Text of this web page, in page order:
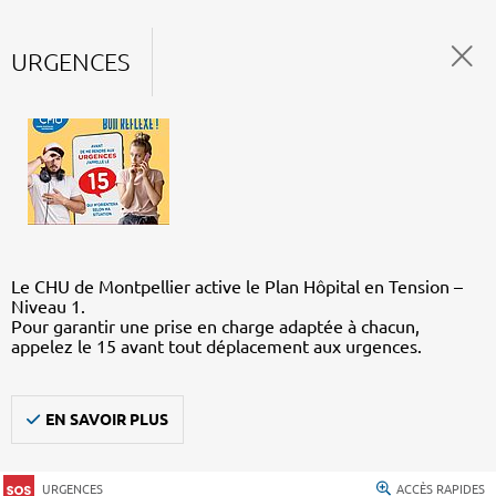
URGENCES
Le CHU de Montpellier active le Plan Hôpital en Tension –
Niveau 1.
Pour garantir une prise en charge adaptée à chacun,
appelez le 15 avant tout déplacement aux urgences.
EN SAVOIR PLUS
URGENCES ACCÈS RAPIDES